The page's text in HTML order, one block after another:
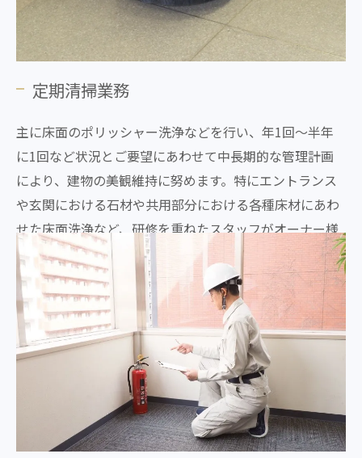
定期清掃業務
主に床面のポリッシャー洗浄などを行い、年1回～半年
に1回など状況とご要望にあわせて中長期的な管理計画
により、建物の美観維持に努めます。特にエントランス
や玄関における石材や共用部分における各種床材にあわ
せた床面洗浄など、研修を重ねたスタッフがオーナー様
の建物を清潔感あふれる空間に仕上げます。